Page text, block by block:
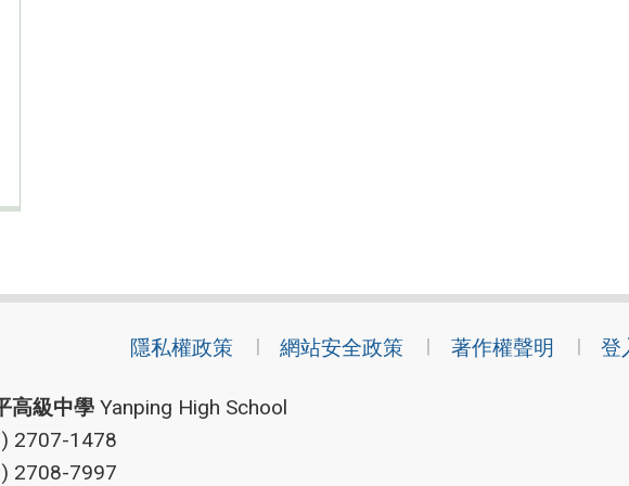
隱私權政策 網站安全政策 著作權聲明 登
高級中學Yanping High School
1478
7997